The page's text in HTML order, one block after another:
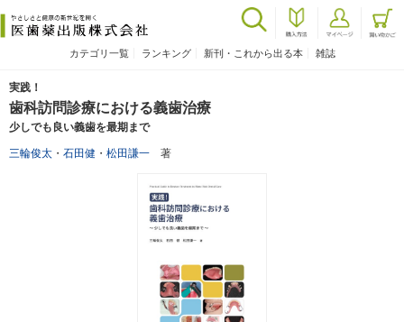
カテゴリ一覧 ランキング 新刊・これから出る本 雑誌
実践！
歯科訪問診療における義歯治療
少しでも良い義歯を最期まで
三輪俊太 ・ 石田健 ・ 松田謙一 著